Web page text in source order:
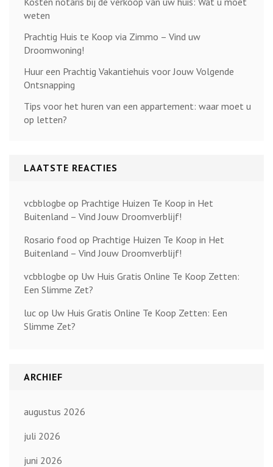
weten
Prachtig Huis te Koop via Zimmo – Vind uw
Droomwoning!
Huur een Prachtig Vakantiehuis voor Jouw Volgende
Ontsnapping
Tips voor het huren van een appartement: waar moet u
op letten?
LAATSTE REACTIES
vcbblogbe op Prachtige Huizen Te Koop in Het
Buitenland – Vind Jouw Droomverblijf!
Rosario food op Prachtige Huizen Te Koop in Het
Buitenland – Vind Jouw Droomverblijf!
vcbblogbe op Uw Huis Gratis Online Te Koop Zetten:
Een Slimme Zet?
luc op Uw Huis Gratis Online Te Koop Zetten: Een
Slimme Zet?
ARCHIEF
augustus 2026
juli 2026
juni 2026